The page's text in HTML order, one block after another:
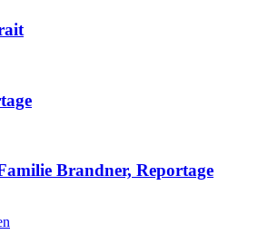
Brandner, Reportage